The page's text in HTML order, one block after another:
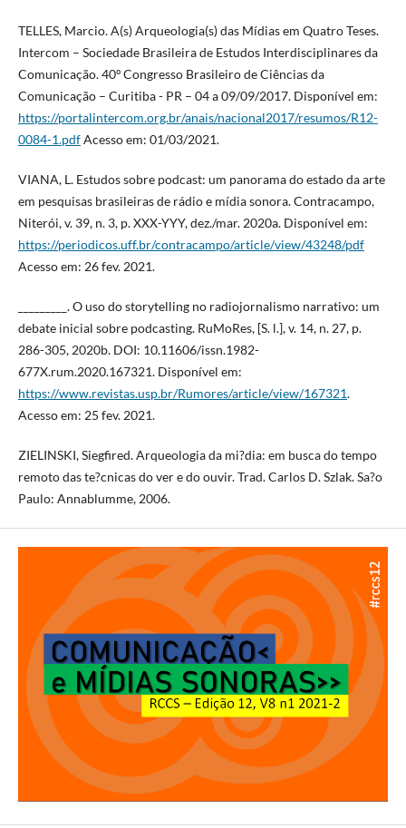
TELLES, Marcio. A(s) Arqueologia(s) das Mídias em Quatro Teses.
Intercom – Sociedade Brasileira de Estudos Interdisciplinares da
Comunicação. 40º Congresso Brasileiro de Ciências da
Comunicação – Curitiba - PR – 04 a 09/09/2017. Disponível em:
https://portalintercom.org.br/anais/nacional2017/resumos/R12-
0084-1.pdfAcesso em: 01/03/2021.
VIANA, L. Estudos sobre podcast: um panorama do estado da arte
em pesquisas brasileiras de rádio e mídia sonora. Contracampo,
Niterói, v. 39, n. 3, p. XXX-YYY, dez./mar. 2020a. Disponível em:
https://periodicos.uff.br/contracampo/article/view/43248/pdf
Acesso em: 26 fev. 2021.
_________. O uso do storytelling no radiojornalismo narrativo: um
debate inicial sobre podcasting. RuMoRes, [S. l.], v. 14, n. 27, p.
286-305, 2020b. DOI: 10.11606/issn.1982-
677X.rum.2020.167321. Disponível em:
https://www.revistas.usp.br/Rumores/article/view/167321.
Acesso em: 25 fev. 2021.
ZIELINSKI, Siegfired. Arqueologia da mi?dia: em busca do tempo
remoto das te?cnicas do ver e do ouvir. Trad. Carlos D. Szlak. Sa?o
Paulo: Annablumme, 2006.